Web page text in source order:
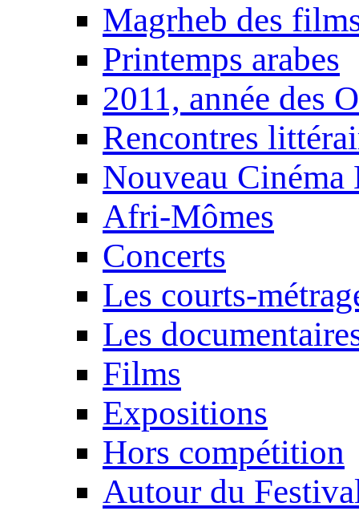
Magrheb des
Printemps arabes
2011, année des
Rencontres
Nouveau Cinéma
Afri-Mômes
Concerts
Les courts-
Les
Films
Expositions
Hors compétition
Autour du